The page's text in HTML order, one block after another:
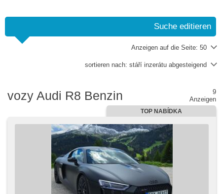
Suche editieren
Anzeigen auf die Seite: 50
sortieren nach: stáří inzerátu abgesteigend
vozy Audi R8 Benzin
9
Anzeigen
TOP NABÍDKA